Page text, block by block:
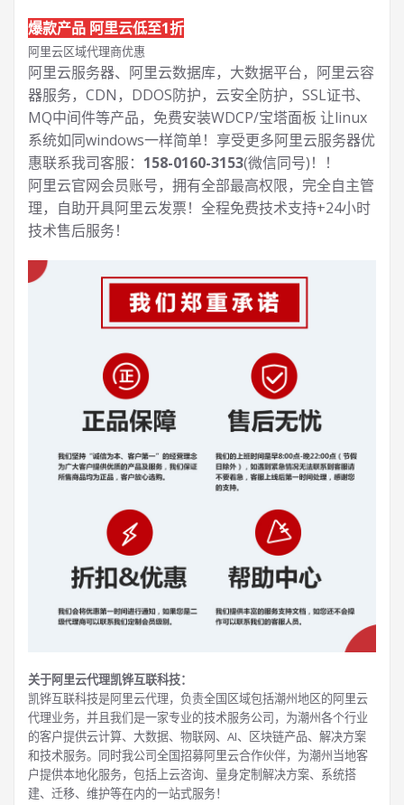
爆款产品 阿里云低至1折
阿里云区域代理商优惠
阿里云服务器、阿里云数据库，大数据平台，阿里云容
器服务，CDN，DDOS防护，云安全防护，SSL证书、
MQ中间件等产品，免费安装WDCP/宝塔面板 让linux
系统如同windows一样简单！享受更多阿里云服务器优
惠联系我司客服： 158-0160-3153(微信同号)！！
阿里云官网会员账号，拥有全部最高权限，完全自主管
理，自助开具阿里云发票！全程免费技术支持+24小时
技术售后服务！
关于阿里云代理凯铧互联科技：
凯铧互联科技是阿里云代理，负责全国区域包括潮州地区的阿里云
代理业务，并且我们是一家专业的技术服务公司，为潮州各个行业
的客户提供云计算、大数据、物联网、AI、区块链产品、解决方案
和技术服务。同时我公司全国招募阿里云合作伙伴，为潮州当地客
户提供本地化服务，包括上云咨询、量身定制解决方案、系统搭
建、迁移、维护等在内的一站式服务！